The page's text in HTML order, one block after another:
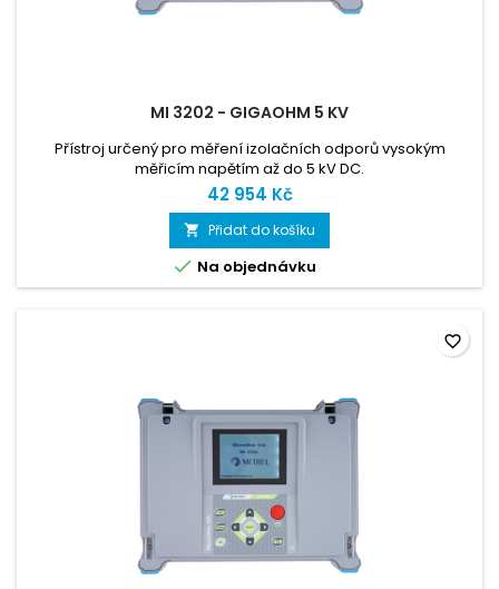
MI 3202 - GIGAOHM 5 KV
Přístroj určený pro měření izolačních odporů vysokým
měřicím napětím až do 5 kV DC.
42 954 Kč
 Přidat do košíku
 Na objednávku
favorite_border